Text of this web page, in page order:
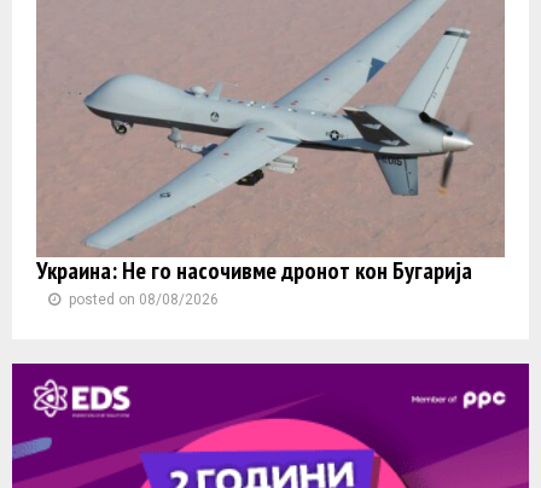
Украина: Не го насочивме дронот кон Бугарија
posted on 08/08/2026